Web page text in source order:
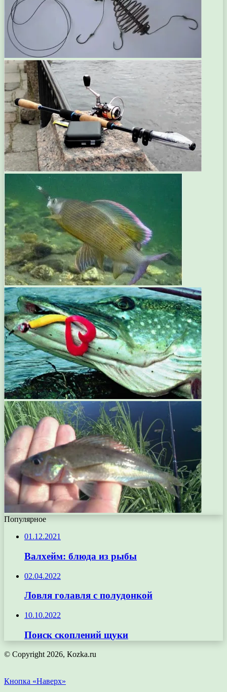
Популярное
01.12.2021
Валхейм: блюда из рыбы
02.04.2022
Ловля голавля с полудонкой
10.10.2022
Поиск скоплений щуки
© Copyright 2026, Кozka.ru
Кнопка «Наверх»